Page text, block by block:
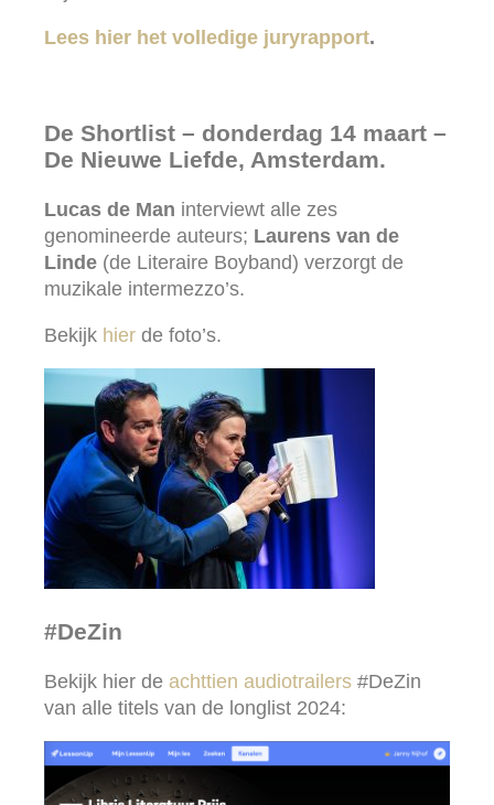
Lees hier het volledige juryrapport.
De Shortlist – donderdag 14 maart –
De Nieuwe Liefde, Amsterdam.
Lucas de Man interviewt alle zes
genomineerde auteurs; Laurens van de
Linde (de Literaire Boyband) verzorgt de
muzikale intermezzo’s.
Bekijk hier de foto’s.
#DeZin
Bekijk hier de achttien audiotrailers #DeZin
van alle titels van de longlist 2024: